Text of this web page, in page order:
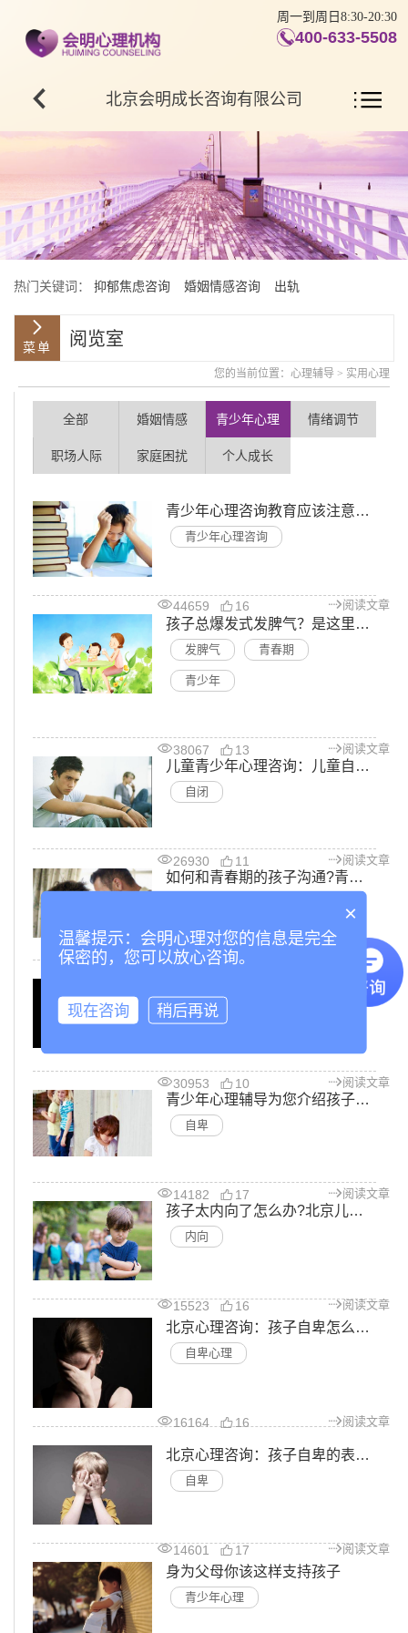
周一到周日8:30-20:30
400-633-5508
北京会明成长咨询有限公司
热门关键词： 抑郁焦虑咨询 婚姻情感咨询 出轨
阅览室
您的当前位置： 心理辅导 > 实用心理
全部 婚姻情感 青少年心理 情绪调节
职场人际 家庭困扰 个人成长
青少年心理咨询教育应该注意哪些问题？
青少年心理咨询
44659 16 阅读文章
孩子总爆发式发脾气？是这里出了问题！
发脾气 青春期
青少年
38067 13 阅读文章
儿童青少年心理咨询：儿童自闭症的表现有哪些
自闭
26930 11 阅读文章
如何和青春期的孩子沟通?青少年叛逆心理咨询告诉您
阅读文章
烦躁
30953 10 阅读文章
青少年心理辅导为您介绍孩子自卑怎么办?
自卑
14182 17 阅读文章
孩子太内向了怎么办?北京儿童心理咨询为您解答
内向
15523 16 阅读文章
北京心理咨询：孩子自卑怎么办，如何摆脱孩子自卑心理
自卑心理
16164 16 阅读文章
北京心理咨询：孩子自卑的表现有哪些
自卑
14601 17 阅读文章
身为父母你该这样支持孩子
青少年心理
×
温馨提示：会明心理对您的信息是完全
保密的，您可以放心咨询。
现在咨询 稍后再说